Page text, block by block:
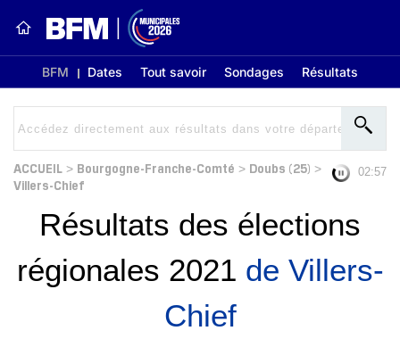
BFM Dates Tout savoir Sondages Résultats
ACCUEIL > Bourgogne-Franche-Comté > Doubs (25) >
Villers-Chief
02:56
Résultats des élections
régionales 2021 de Villers-
Chief